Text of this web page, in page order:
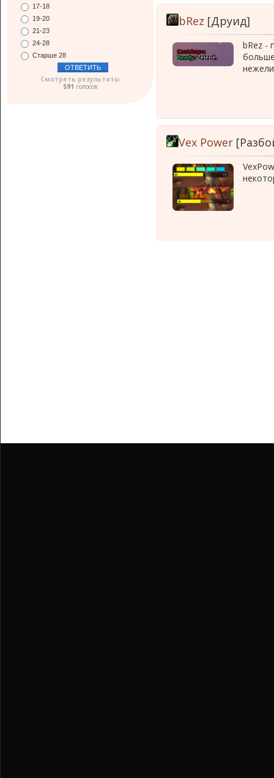
17-18
19-20
21-23
24-28
Старше 28
Смотреть результаты
591 голосов
bRez [Друид]
bRez -
Vex Power